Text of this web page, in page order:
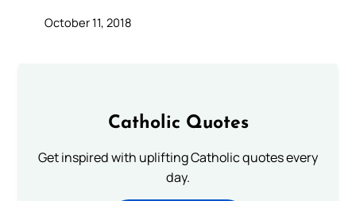
October 11, 2018
Catholic Quotes
Get inspired with uplifting Catholic quotes every
day.